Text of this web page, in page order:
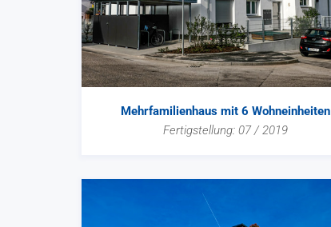
Mehrfamilienhaus mit 6 Wohneinheiten
Fertigstellung: 07 / 2019